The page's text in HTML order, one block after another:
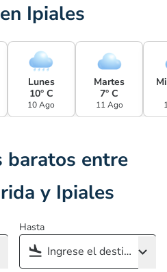
Ipiales
Lunes
10° C
10 Ago
Martes
7° C
11 Ago
baratos entre
y Ipiales
Hasta